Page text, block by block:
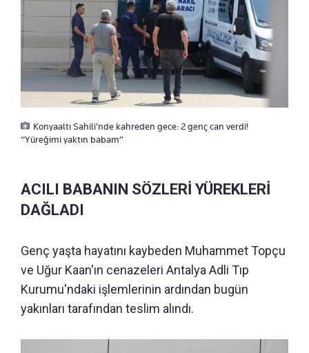
Konyaaltı Sahili'nde kahreden gece: 2 genç can verdi!
“Yüreğimi yaktın babam”
ACILI BABANIN SÖZLERİ YÜREKLERİ
DAĞLADI
Genç yaşta hayatını kaybeden Muhammet Topçu
ve Uğur Kaan'ın cenazeleri Antalya Adli Tıp
Kurumu'ndaki işlemlerinin ardından bugün
yakınları tarafından teslim alındı.